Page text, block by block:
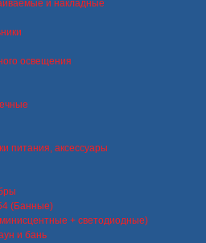
и накладные
освещения
питания, аксессуары
(Банные)
+ светодиодные)
и бань